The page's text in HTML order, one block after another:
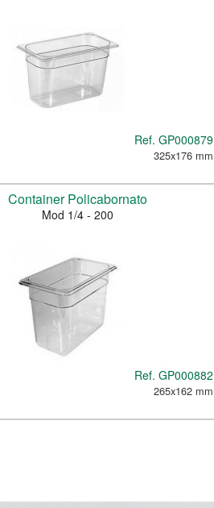
Ref. GP000879
325x176 mm
Ref. GP000882
265x162 mm
Container Policabornato
Mod 1/4 - 200